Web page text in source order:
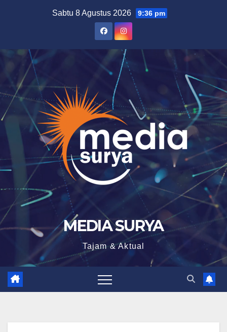
Sabtu 8 Agustus 2026 9:36 pm
MEDIA SURYA
Tajam & Aktual